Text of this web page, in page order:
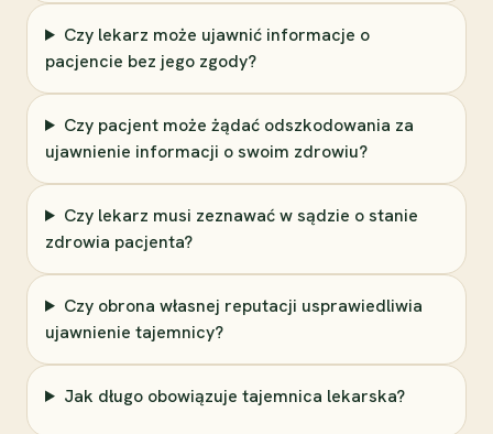
Czy lekarz może ujawnić informacje o
pacjencie bez jego zgody?
Czy pacjent może żądać odszkodowania za
ujawnienie informacji o swoim zdrowiu?
Czy lekarz musi zeznawać w sądzie o stanie
zdrowia pacjenta?
Czy obrona własnej reputacji usprawiedliwia
ujawnienie tajemnicy?
Jak długo obowiązuje tajemnica lekarska?